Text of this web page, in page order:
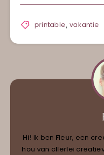
printable, vakantie
Hi! Ik ben Fleur, een
hou van allerlei